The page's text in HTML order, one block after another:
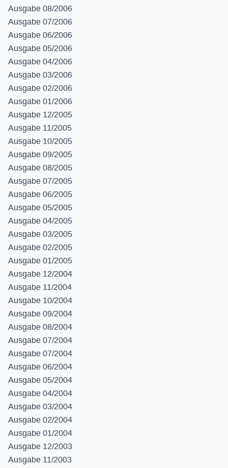
Ausgabe 08/2006
Ausgabe 07/2006
Ausgabe 06/2006
Ausgabe 05/2006
Ausgabe 04/2006
Ausgabe 03/2006
Ausgabe 02/2006
Ausgabe 01/2006
Ausgabe 12/2005
Ausgabe 11/2005
Ausgabe 10/2005
Ausgabe 09/2005
Ausgabe 08/2005
Ausgabe 07/2005
Ausgabe 06/2005
Ausgabe 05/2005
Ausgabe 04/2005
Ausgabe 03/2005
Ausgabe 02/2005
Ausgabe 01/2005
Ausgabe 12/2004
Ausgabe 11/2004
Ausgabe 10/2004
Ausgabe 09/2004
Ausgabe 08/2004
Ausgabe 07/2004
Ausgabe 07/2004
Ausgabe 06/2004
Ausgabe 05/2004
Ausgabe 04/2004
Ausgabe 03/2004
Ausgabe 02/2004
Ausgabe 01/2004
Ausgabe 12/2003
Ausgabe 11/2003